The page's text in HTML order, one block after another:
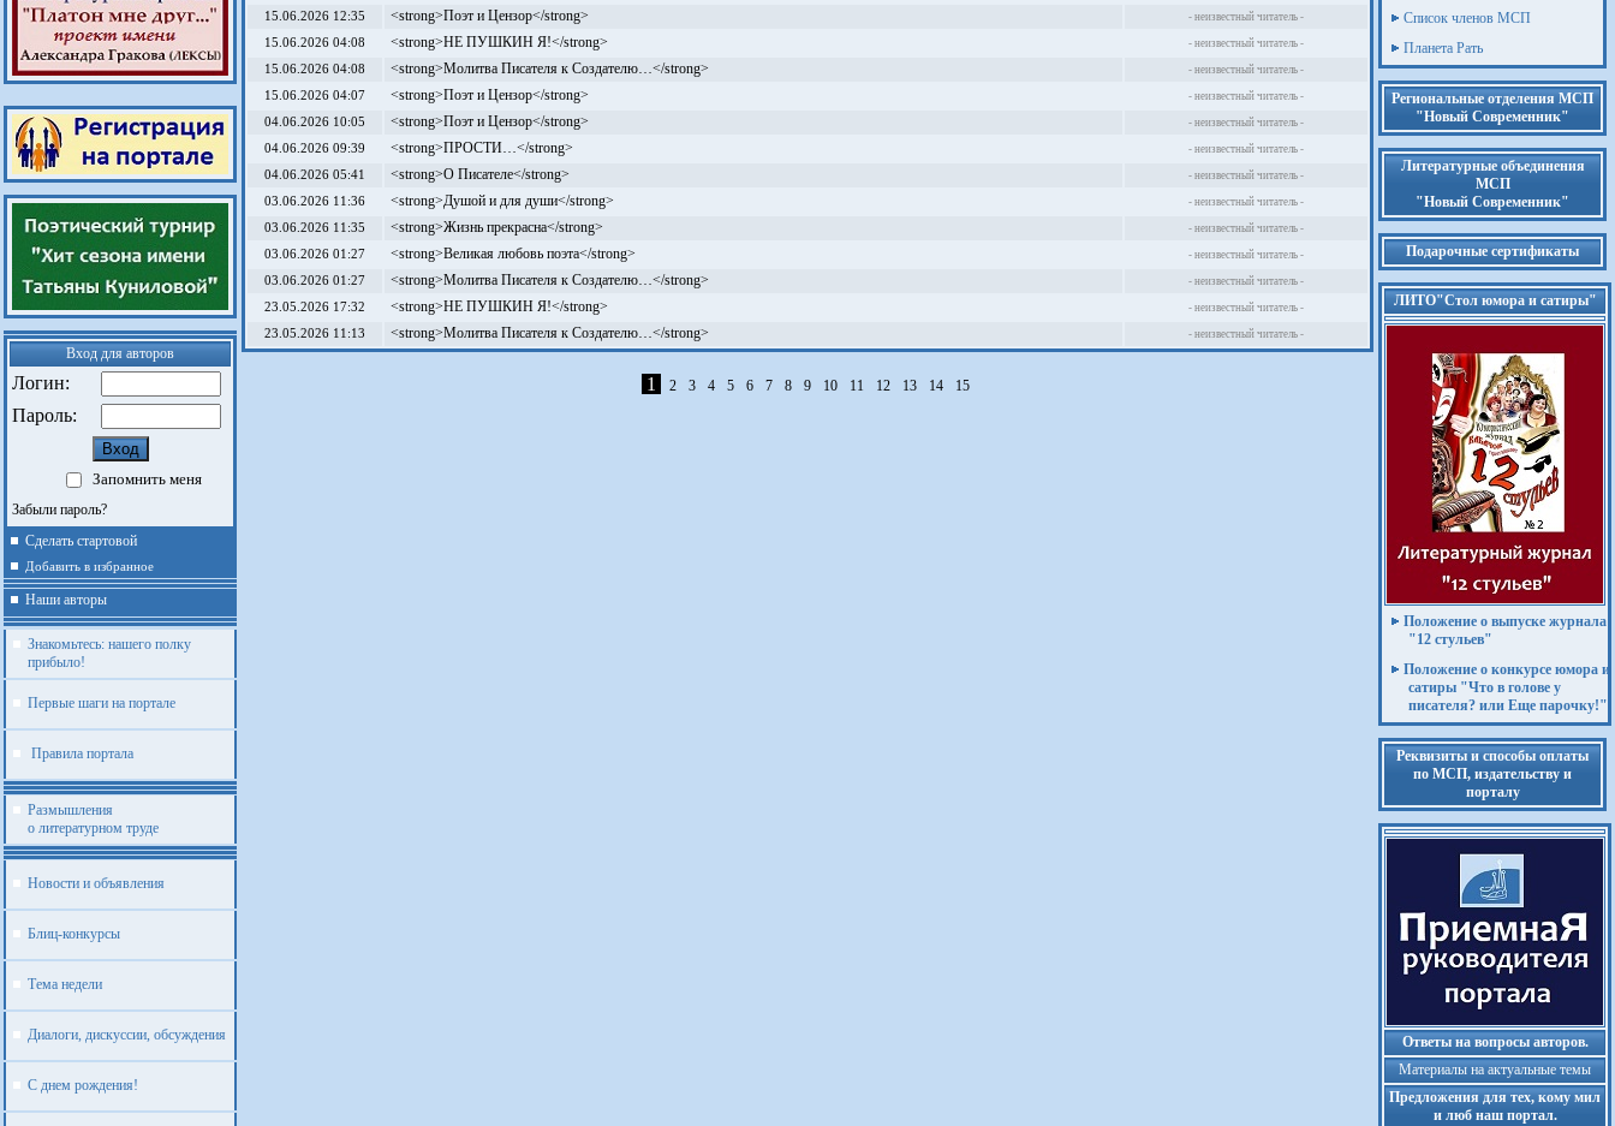
Вход для авторов
Логин:
Пароль:
Запомнить меня
Забыли пароль?
Сделать стартовой
Добавить в избранное
Наши авторы
Знакомьтесь: нашего полку
прибыло!
Первые шаги на портале
Правила портала
Размышления
о литературном труде
Новости и объявления
Блиц-конкурсы
Тема недели
Диалоги, дискуссии, обсуждения
С днем рождения!
15.06.2026 12:35 <strong>Поэт и Цензор</strong> - неизвестный читатель -
15.06.2026 04:08 <strong>НЕ ПУШКИН Я!</strong> - неизвестный читатель -
15.06.2026 04:08 <strong>Молитва Писателя к Создателю…</strong> - неизвестный читатель -
15.06.2026 04:07 <strong>Поэт и Цензор</strong> - неизвестный читатель -
04.06.2026 10:05 <strong>Поэт и Цензор</strong> - неизвестный читатель -
04.06.2026 09:39 <strong>ПРОСТИ…</strong> - неизвестный читатель -
04.06.2026 05:41 <strong>О Писателе</strong> - неизвестный читатель -
03.06.2026 11:36 <strong>Душой и для души</strong> - неизвестный читатель -
03.06.2026 11:35 <strong>Жизнь прекрасна</strong> - неизвестный читатель -
03.06.2026 01:27 <strong>Великая любовь поэта</strong> - неизвестный читатель -
03.06.2026 01:27 <strong>Молитва Писателя к Создателю…</strong> - неизвестный читатель -
23.05.2026 17:32 <strong>НЕ ПУШКИН Я!</strong> - неизвестный читатель -
23.05.2026 11:13 <strong>Молитва Писателя к Создателю…</strong> - неизвестный читатель -
1 2 3 4 5 6 7 8 9 10 11 12 13 14 15
Список членов МСП
Планета Рать
Региональные отделения МСП
"Новый Современник"
Литературные объединения
МСП
"Новый Современник"
Подарочные сертификаты
ЛИТО"Стол юмора и сатиры"
Положение о выпуске журнала
"12 стульев"
Положение о конкурсе юмора и
сатиры "Что в голове у
писателя? или Еще парочку!"
Реквизиты и способы оплаты
по МСП, издательству и
порталу
Ответы на вопросы авторов.
Материалы на актуальные темы
Предложения для тех, кому мил
и люб наш портал.